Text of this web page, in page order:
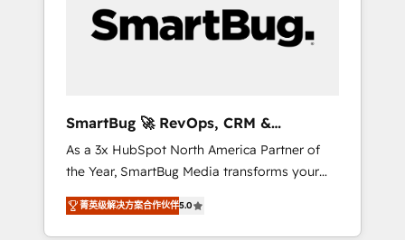
and Story to stop "accelerating a mess." ⚙️
Elite Engineering & AI Scalable Architecture:
agents, and high-integrity migrations for total
reporting clarity. Security & Compliance: SOC
2 Type I and HIPAA attested for enterprise-
grade data security. 🏆 Why Bluleadz? GTM
OS Partner | 16+ Years Experience | 1,000+
SmartBug 🚀 RevOps, CRM &
Integration Experts
As a 3x HubSpot North America Partner of
the Year, SmartBug Media transforms your
customer lifecycle into a revenue engine. Our
unified ecosystem includes specialized
divisions Globalia (AI & Software) and Point
菁英级解决方案合作伙伴5.0